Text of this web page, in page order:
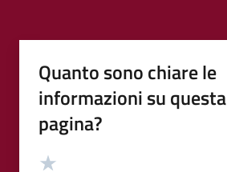
Quanto sono chiare le
informazioni su questa
pagina?
Valutazione